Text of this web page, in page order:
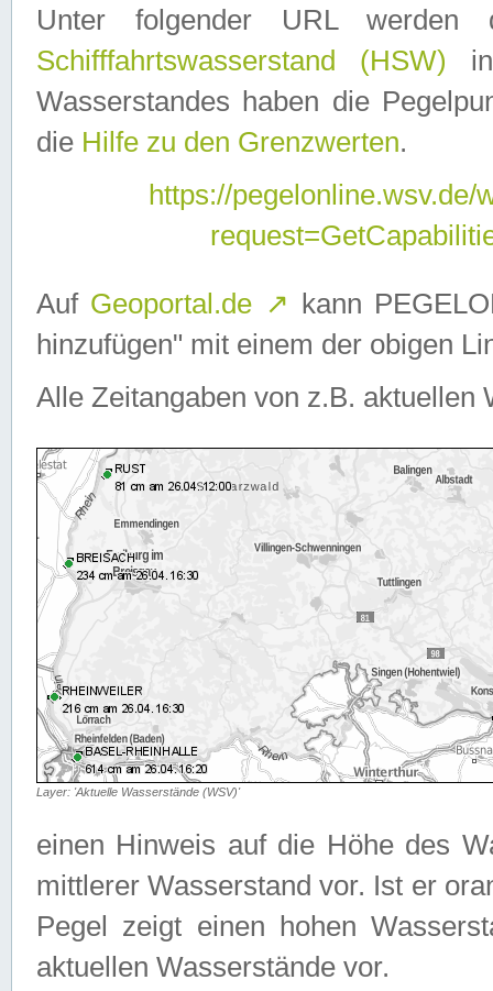
Unter folgender URL
Schifffahrtswasserstand (HSW)
Wasserstandes haben die
die Hilfe zu den Grenzwerten.
https://
Auf Geoportal.de ↗ kann
hinzufügen" mit einem der obigen
Alle Zeitangaben von z.B. aktuellen
Layer: 'Aktuelle Wasserstände (WSV)'
einen Hinweis auf die Höhe des
mittlerer Wasserstand vor. Ist er
Pegel zeigt einen hohen
aktuellen Wasserstände vor.